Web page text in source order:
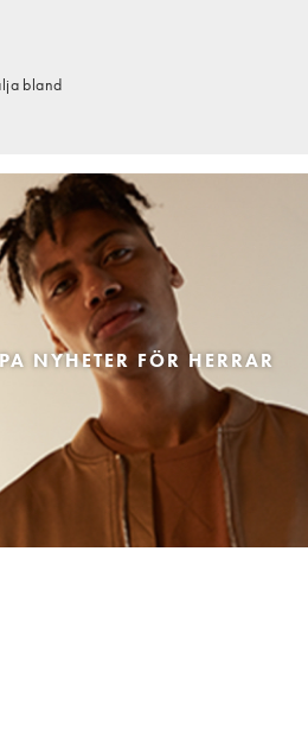
bland
NYHETER FÖR HERRAR